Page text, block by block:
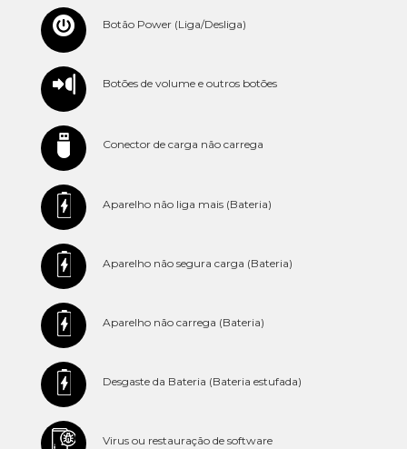
Botão Power (Liga/Desliga)
Botões de volume e outros botões
Conector de carga não carrega
Aparelho não liga mais (Bateria)
Aparelho não segura carga (Bateria)
Aparelho não carrega (Bateria)
Desgaste da Bateria (Bateria estufada)
Virus ou restauração de software